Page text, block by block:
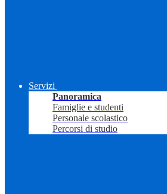
Servizi
Panoramica
Famiglie e studenti
Personale scolastico
Percorsi di studio